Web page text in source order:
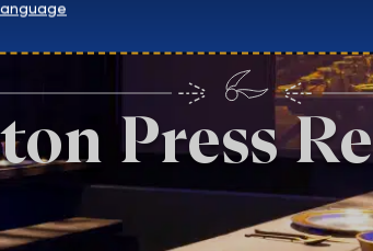
Press